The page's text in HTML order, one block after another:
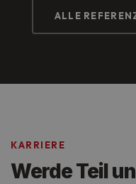
Vorher: Rohbau
Nachher:
ALLE
KARRIERE
Werde Teil